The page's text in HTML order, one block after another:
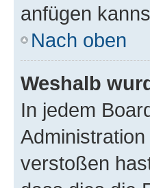
anfügen
Nach oben
Weshalb
In jedem
verstoßen